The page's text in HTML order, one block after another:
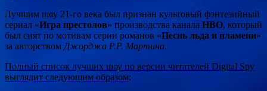
Лучшим шоу 21-го века был признан культовый фэнтезийный
сериал «Игра престолов» производства канала HBO, который
был снят по мотивам серии романов «Песнь льда и пламени»
за авторством Джорджа Р.Р. Мартина.
Полный список лучших шоу по версии читателей Digital Spy
выглядит следующим образом: